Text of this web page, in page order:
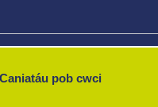
Caniatáu pob cwci